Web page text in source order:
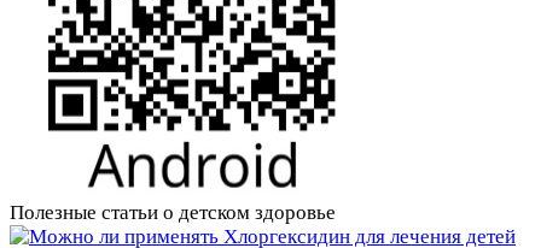
Полезные статьи о детском здоровье